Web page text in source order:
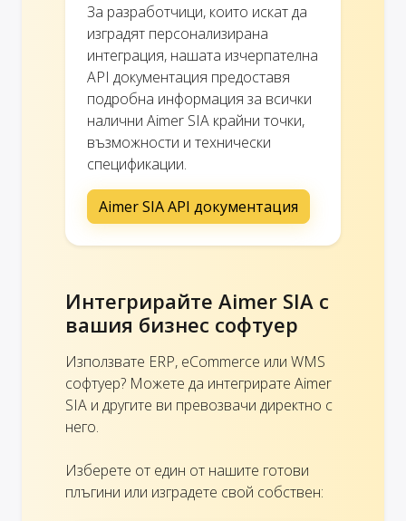
За разработчици, които искат да
изградят персонализирана
интеграция, нашата изчерпателна
API документация предоставя
подробна информация за всички
налични Aimer SIA крайни точки,
възможности и технически
спецификации.
Aimer SIA API документация
Интегрирайте Aimer SIA с
вашия бизнес софтуер
Използвате ERP, eCommerce или WMS
софтуер? Можете да интегрирате Aimer
SIA и другите ви превозвачи директно с
него.
Изберете от един от нашите готови
плъгини или изградете свой собствен: